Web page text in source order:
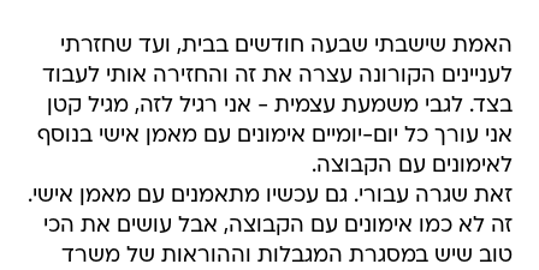
האמת שישבתי שבעה חודשים בבית, ועד שחזרתי
לעניינים הקורונה עצרה את זה והחזירה אותי לעבוד
בצד. לגבי משמעת עצמית - אני רגיל לזה, מגיל קטן
אני עורך כל יום-יומיים אימונים עם מאמן אישי בנוסף
לאימונים עם הקבוצה.
זאת שגרה עבורי. גם עכשיו מתאמנים עם מאמן אישי.
זה לא כמו אימונים עם הקבוצה, אבל עושים את הכי
טוב שיש במסגרת המגבלות וההוראות של משרד